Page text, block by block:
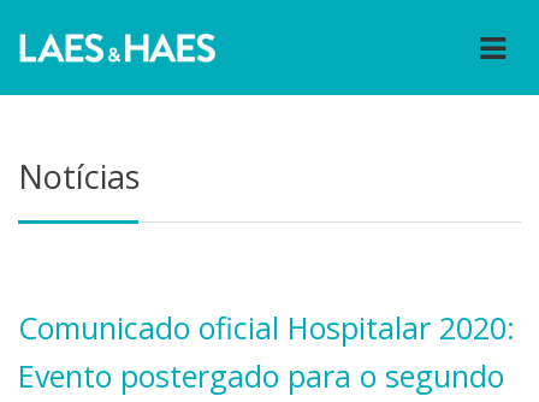
Notícias
Comunicado oficial Hospitalar 2020:
Evento postergado para o segundo